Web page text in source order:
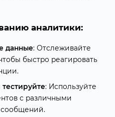
аналитики:
данные: Отслеживайте
быстро реагировать
: Используйте
с различными